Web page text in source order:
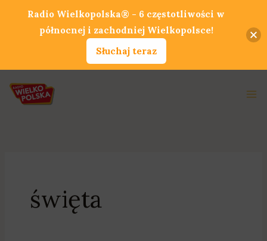
święta
Radio Wielkopolska® - 6 częstotliwości w
północnej i zachodniej Wielkopolsce!
Słuchaj teraz